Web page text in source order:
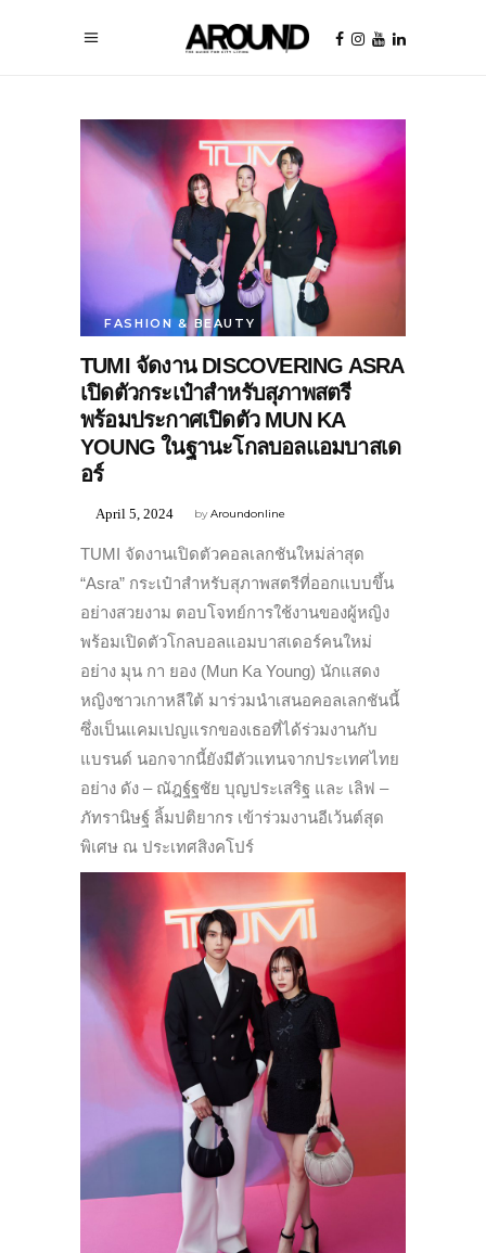
FASHION & BEAUTY
TUMI จัดงาน DISCOVERING ASRA
เปิดตัวกระเป๋าสำหรับสุภาพสตรี
พร้อมประกาศเปิดตัว MUN KA
YOUNG ในฐานะโกลบอลแอมบาสเด
อร์
byAroundonline
April 5, 2024
TUMI จัดงานเปิดตัวคอลเลกชันใหม่ล่าสุด
“Asra” กระเป๋าสำหรับสุภาพสตรีที่ออกแบบขึ้น
อย่างสวยงาม ตอบโจทย์การใช้งานของผู้หญิง
พร้อมเปิดตัวโกลบอลแอมบาสเดอร์คนใหม่
อย่าง มุน กา ยอง (Mun Ka Young) นักแสดง
หญิงชาวเกาหลีใต้ มาร่วมนำเสนอคอลเลกชันนี้
ซึ่งเป็นแคมเปญแรกของเธอที่ได้ร่วมงานกับ
แบรนด์ นอกจากนี้ยังมีตัวแทนจากประเทศไทย
อย่าง ดัง – ณัฎฐ์ฐชัย บุญประเสริฐ และ เลิฟ –
ภัทรานิษฐ์ ลิ้มปติยากร เข้าร่วมงานอีเว้นต์สุด
พิเศษ ณ ประเทศสิงคโปร์